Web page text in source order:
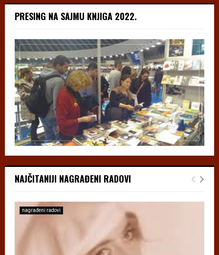
PRESING NA SAJMU KNJIGA 2022.
NAJČITANIJI NAGRAĐENI RADOVI
nagrađeni radovi